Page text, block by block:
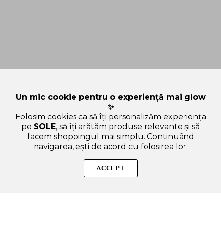
MEDIHEAL PDRN Lifting Pad, 100 buc - toner de fata formulat
cu Rose PDRN, care contribuie la imbunatatirea aspectului
Un mic cookie pentru o experiență mai glow
✨
Folosim cookies ca să îți personalizăm experiența
pe SOLE, să îți arătăm produse relevante și să
facem shoppingul mai simplu. Continuând
navigarea, ești de acord cu folosirea lor.
ACCEPT